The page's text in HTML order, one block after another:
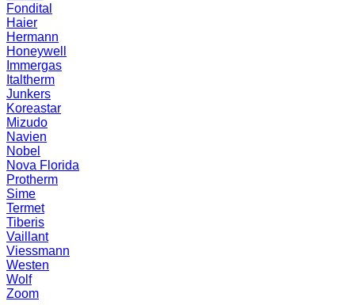
Fondital
Haier
Hermann
Honeywell
Immergas
Italtherm
Junkers
Koreastar
Mizudо
Navien
Nobel
Nova Florida
Protherm
Sime
Termet
Tiberis
Vaillant
Viessmann
Westen
Wolf
Zoom